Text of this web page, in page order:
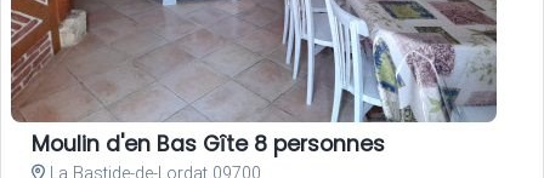
Moulin d'en Bas Gîte 8 personnes